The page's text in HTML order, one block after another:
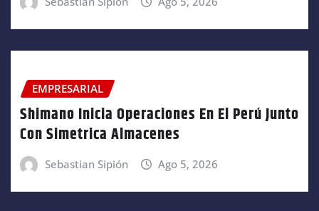
EMPRESARIAL
Shimano Inicia Operaciones En El Perú Junto
Con Simetrica Almacenes
Sebastian Sipión Ago 5, 2026